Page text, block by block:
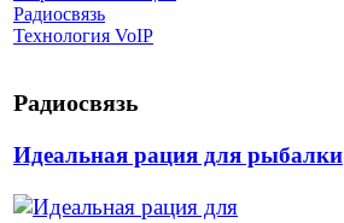
Радиосвязь
Технология VoIP
Радиосвязь
Идеальная рация для рыбалки